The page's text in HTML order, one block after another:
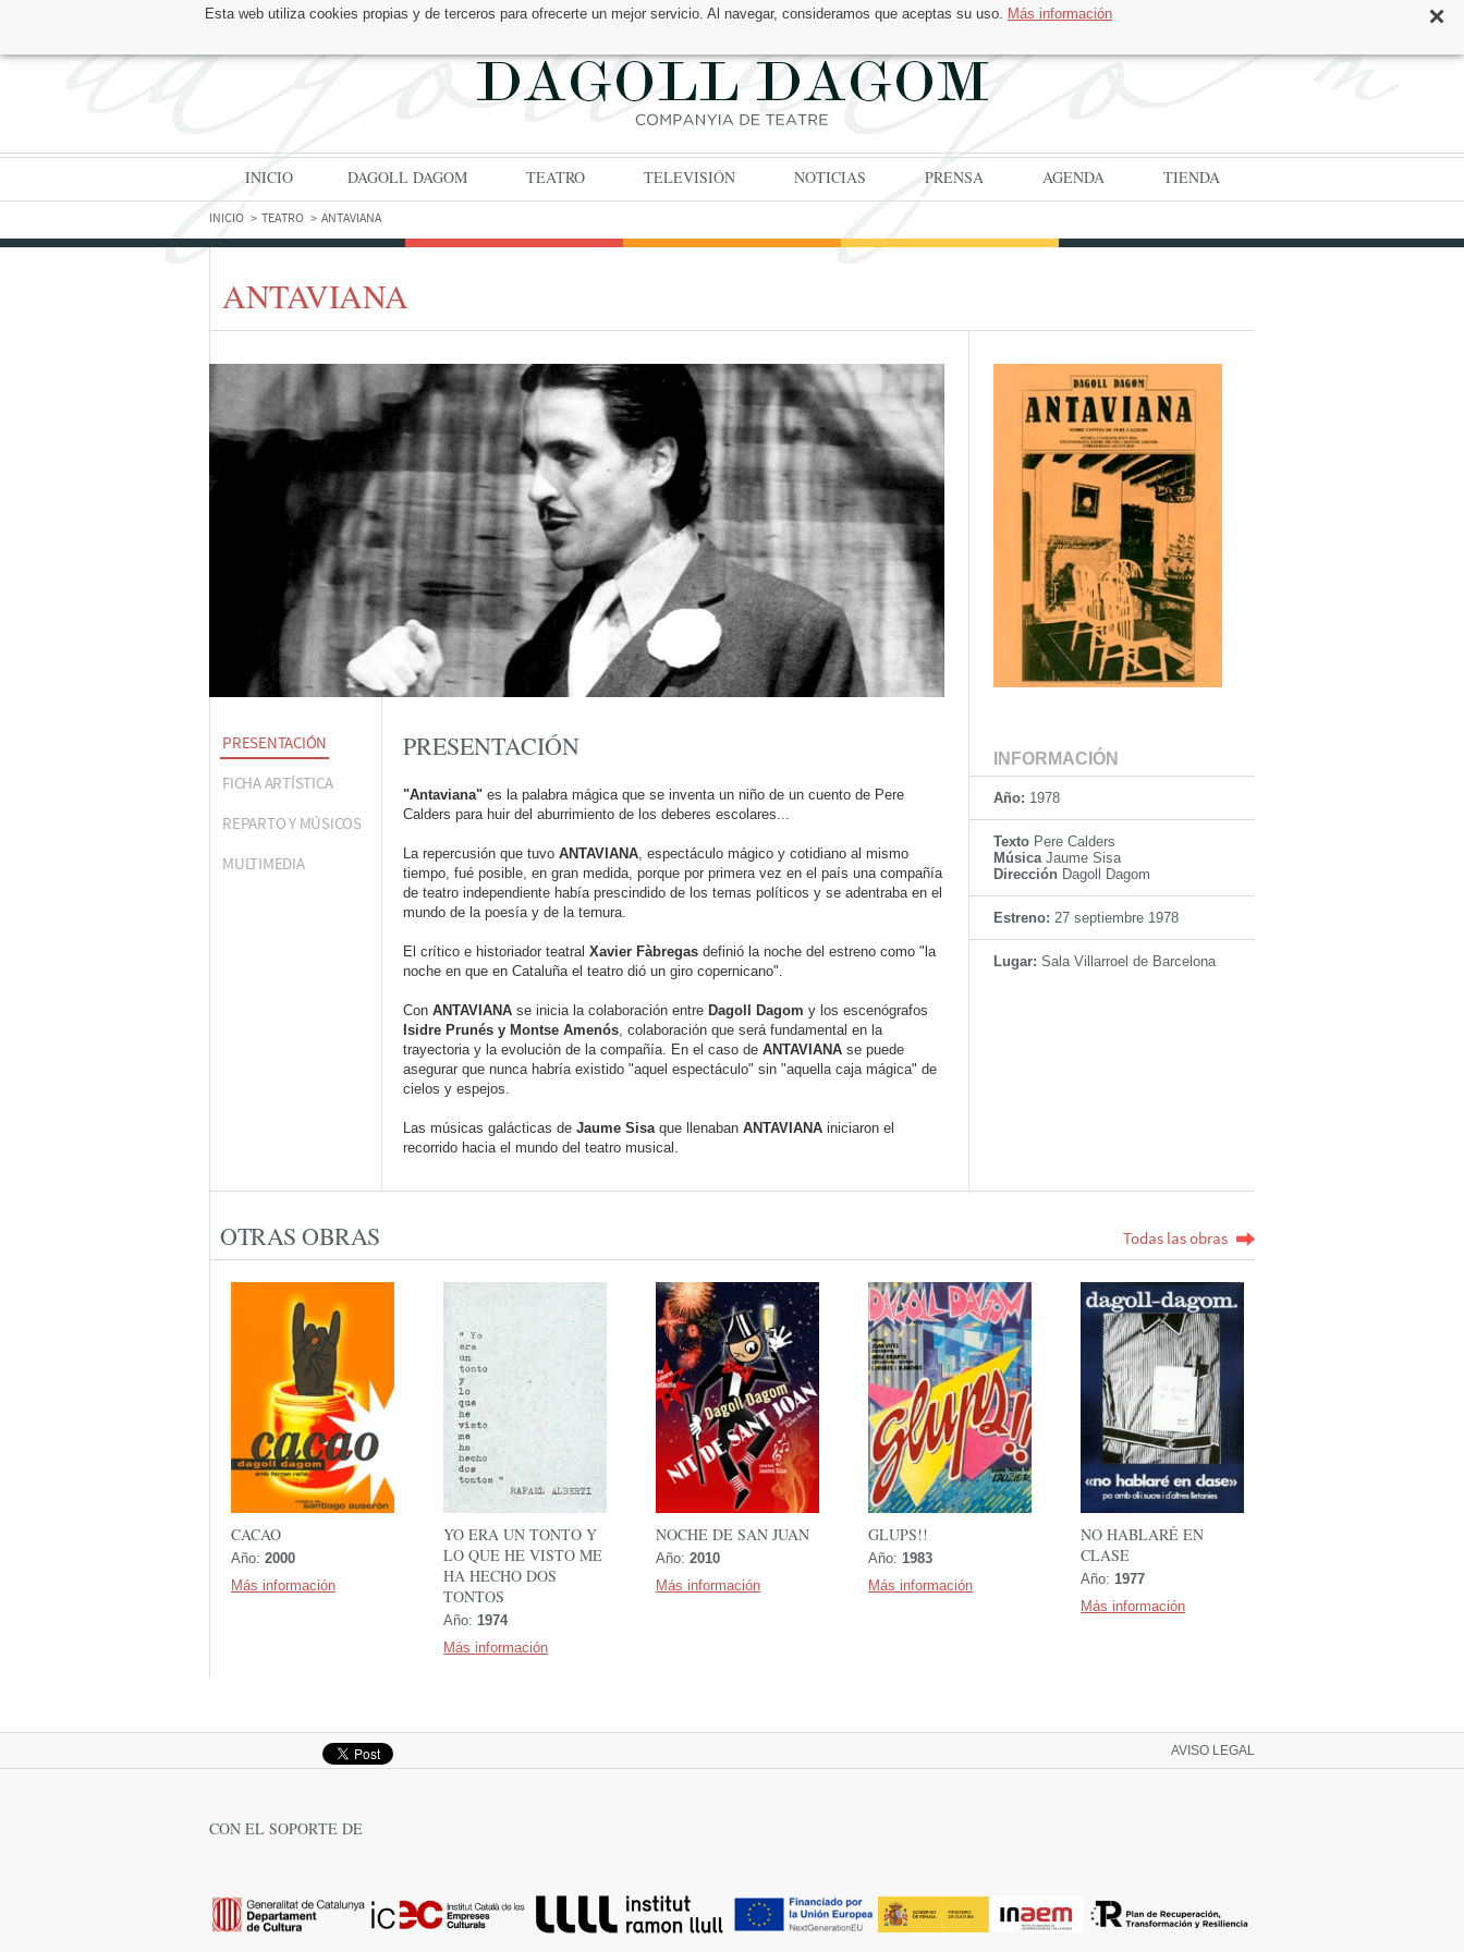
Esta web utiliza cookies propias y de terceros para ofrecerte un mejor servicio. Al navegar, consideramos que aceptas su uso. Más información
ENCUÉNTRANOS EN:
INICIO DAGOLL DAGOM TEATRO TELEVISIÓN NOTICIAS PRENSA AGENDA TIENDA
INICIO TEATRO ANTAVIANA
ANTAVIANA
PRESENTACIÓN
FICHA ARTÍSTICA
REPARTO Y MÚSICOS
MULTIMEDIA
PRESENTACIÓN
"Antaviana" es la palabra mágica que se inventa un niño de un cuento de Pere
Calders para huir del aburrimiento de los deberes escolares...
La repercusión que tuvo ANTAVIANA, espectáculo mágico y cotidiano al mismo
tiempo, fué posible, en gran medida, porque por primera vez en el país una compañía
de teatro independiente había prescindido de los temas políticos y se adentraba en el
mundo de la poesía y de la ternura.
El crítico e historiador teatral Xavier Fàbregas definió la noche del estreno como "la
noche en que en Cataluña el teatro dió un giro copernicano".
Con ANTAVIANA se inicia la colaboración entre Dagoll Dagom y los escenógrafos
Isidre Prunés y Montse Amenós, colaboración que será fundamental en la
trayectoria y la evolución de la compañía. En el caso de ANTAVIANA se puede
asegurar que nunca habría existido "aquel espectáculo" sin "aquella caja mágica" de
cielos y espejos.
Las músicas galácticas de Jaume Sisaque llenaban ANTAVIANA iniciaron el
recorrido hacia el mundo del teatro musical.
INFORMACIÓN
Año: 1978
Texto Pere Calders
MúsicaJaume Sisa
Dirección Dagoll Dagom
Estreno: 27 septiembre 1978
Lugar: Sala Villarroel de Barcelona
OTRAS OBRAS Todas las obras
CACAO
Año: 2000
Más información
YO ERA UN TONTO Y
LO QUE HE VISTO ME
HA HECHO DOS
TONTOS
Año: 1974
Más información
NOCHE DE SAN JUAN
Año: 2010
Más información
GLUPS!!
Año: 1983
Más información
NO HABLARÉ EN
CLASE
Año: 1977
Más información
AVISO LEGAL
CON EL SOPORTE DE